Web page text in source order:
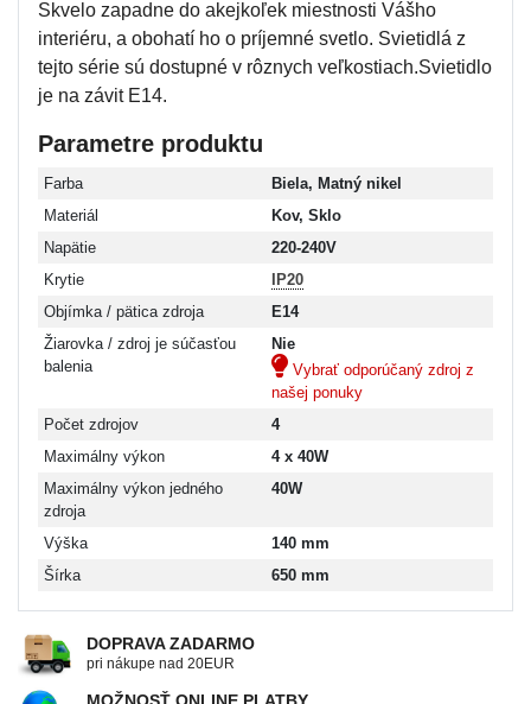
Skvelo zapadne do akejkoľek miestnosti Vášho
interiéru, a obohatí ho o príjemné svetlo. Svietidlá z
tejto série sú dostupné v rôznych veľkostiach.Svietidlo
je na závit E14.
Parametre produktu
Farba
Biela, Matný nikel
Materiál
Kov, Sklo
Napätie
220-240V
Krytie
IP20
Objímka / pätica zdroja
E14
Žiarovka / zdroj je súčasťou
balenia
Nie
Vybrať odporúčaný zdroj z
našej ponuky
Počet zdrojov
4
Maximálny výkon
4 x 40W
Maximálny výkon jedného
zdroja
40W
Výška
140 mm
Šírka
650 mm
DOPRAVA ZADARMO
pri nákupe nad 20EUR
MOŽNOSŤ ONLINE PLATBY